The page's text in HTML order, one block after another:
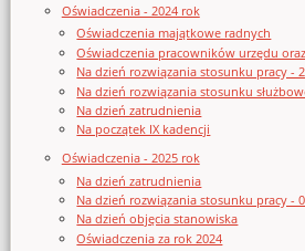
Oświadczenia - 2024 rok
Oświadczenia majątkowe radnych
Oświadczenia pracowników urzędu
Na dzień rozwiązania stosunku pracy -
Na dzień rozwiązania stosunku
Na dzień zatrudnienia
Na początek IX kadencji
Oświadczenia - 2025 rok
Na dzień zatrudnienia
Na dzień rozwiązania stosunku pracy -
Na dzień objęcia stanowiska
Oświadczenia za rok 2024